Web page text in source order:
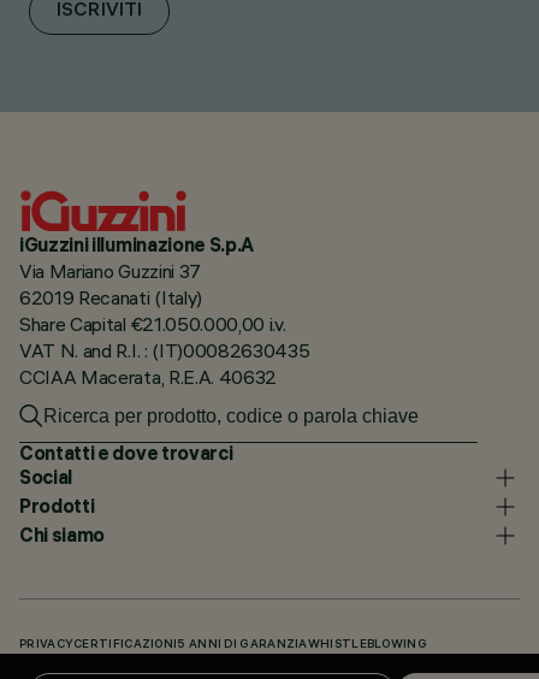
ISCRIVITI
iGuzzini illuminazione S.p.A
Via Mariano Guzzini 37
62019 Recanati (Italy)
Share Capital €21.050.000,00 i.v.
VAT N. and R.I. : (IT)00082630435
CCIAA Macerata, R.E.A. 40632
Contatti e dove trovarci
Social
Prodotti
Chi siamo
PRIVACY CERTIFICAZIONI 5 ANNI DI GARANZIAWHISTLEBLOWING